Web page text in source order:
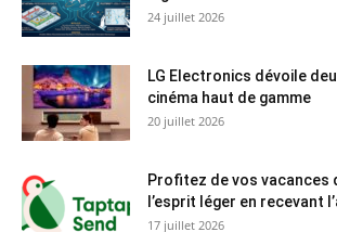
24 juillet 2026
LG Electronics dévoile
cinéma haut de gamme
20 juillet 2026
Profitez de vos vacances
l’esprit léger en recevant
17 juillet 2026